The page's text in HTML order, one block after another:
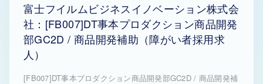
富士フイルムビジネスイノベーション株式会
社：[FB007]DT事本プロダクション商品開発
部GC2D / 商品開発補助（障がい者採用求
人）
[FB007]DT事本プロダクション商品開発部GC2D / 商品開発補